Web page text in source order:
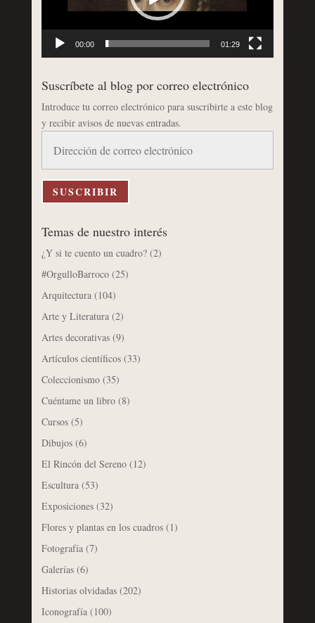
00:00 01:29
Suscríbete al blog por correo electrónico
Introduce tu correo electrónico para suscribirte a este blog
y recibir avisos de nuevas entradas.
correo
electrónico
SUSCRIBIR
Temas de nuestro interés
¿Y si te cuento un cuadro?(2)
#OrgulloBarroco(25)
Arquitectura(104)
Arte y Literatura(2)
Artes decorativas(9)
Artículos científicos(33)
Coleccionismo(35)
Cuéntame un libro(8)
Cursos(5)
Dibujos(6)
El Rincón del Sereno(12)
Escultura(53)
Exposiciones(32)
Flores y plantas en los cuadros(1)
Fotografía(7)
Galerías(6)
Historias olvidadas(202)
Iconografía(100)